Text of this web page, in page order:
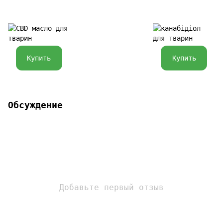
Купить Купить
Обсуждение
Добавьте первый отзыв